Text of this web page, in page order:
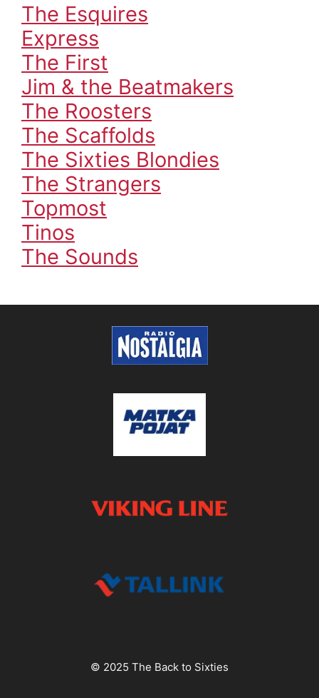
The Esquires
Express
The First
Jim & the Beatmakers
The Roosters
The Scaffolds
The Sixties Blondies
The Strangers
Topmost
Tinos
The Sounds
© 2025 The Back to Sixties